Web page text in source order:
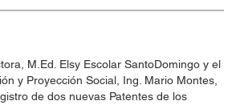
M.Ed. Elsy Escolar SantoDomingo y el
y Proyección Social, Ing. Mario Montes,
de dos nuevas Patentes de los